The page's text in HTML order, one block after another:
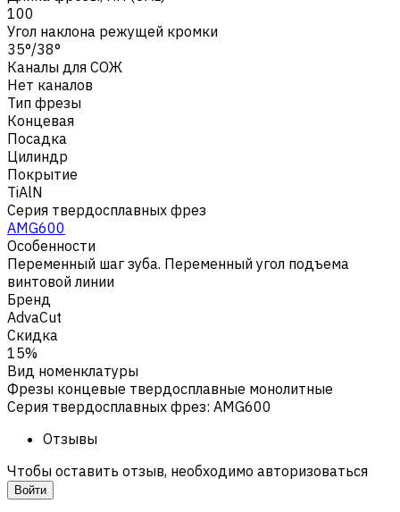
100
Угол наклона режущей кромки
35°/38°
Каналы для СОЖ
Нет каналов
Тип фрезы
Концевая
Посадка
Цилиндр
Покрытие
TiAlN
Серия твердосплавных фрез
AMG600
Особенности
Переменный шаг зуба. Переменный угол подъема
винтовой линии
Бренд
AdvaCut
Скидка
15%
Вид номенклатуры
Фрезы концевые твердосплавные монолитные
Серия твердосплавных фрез: AMG600
Отзывы
Чтобы оставить отзыв, необходимо авторизоваться
Войти